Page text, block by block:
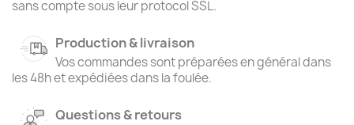
sans compte sous leur protocol SSL.
Production & livraison
Vos commandes sont préparées en général dans
les 48h et expédiées dans la foulée.
Questions & retours